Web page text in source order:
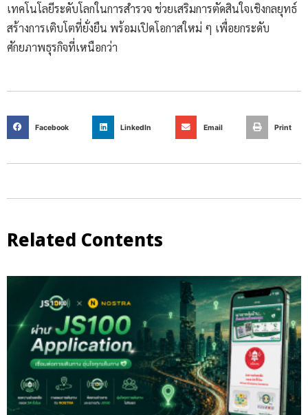
เทคโนโลยีระดับโลกในการสำรวจ ช่วยเสริมการตัดสินใจเชิงกลยุทธ์
สร้างการเติบโตที่ยั่งยืน พร้อมเปิดโอกาสใหม่ ๆ เพื่อยกระดับ
ศักยภาพธุรกิจที่เหนือกว่า
Facebook LinkedIn Email Print
Related Contents